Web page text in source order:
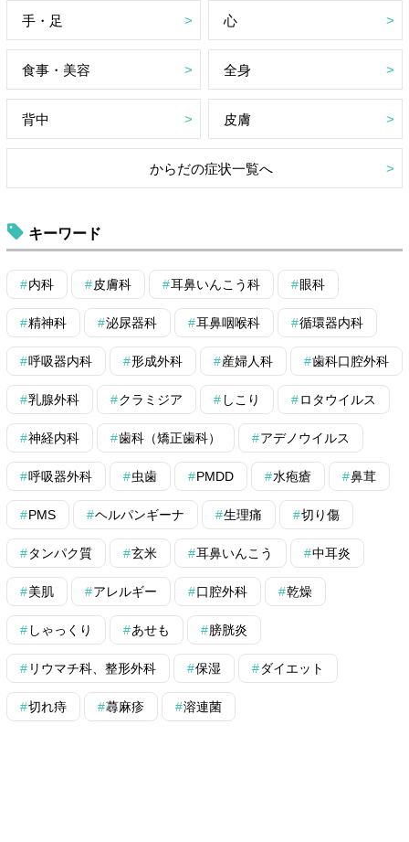
手・足 心
食事・美容 全身
背中 皮膚
からだの症状一覧へ
キーワード
内科 皮膚科 耳鼻いんこう科 眼科
精神科 泌尿器科 耳鼻咽喉科 循環器内科
呼吸器内科 形成外科 産婦人科 歯科口腔外科
乳腺外科 クラミジア しこり ロタウイルス
神経内科 歯科（矯正歯科） アデノウイルス
呼吸器外科 虫歯 PMDD 水疱瘡 鼻茸
PMS ヘルパンギーナ 生理痛 切り傷
タンパク質 玄米 耳鼻いんこう 中耳炎
美肌 アレルギー 口腔外科 乾燥
しゃっくり あせも 膀胱炎
リウマチ科、整形外科 保湿 ダイエット
切れ痔 蕁麻疹 溶連菌